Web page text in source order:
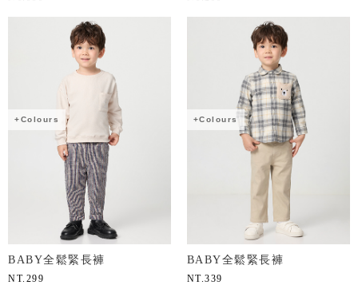
+Colours
BABY全鬆緊長褲
NT. 299
+Colours
BABY全鬆緊長褲
NT. 339